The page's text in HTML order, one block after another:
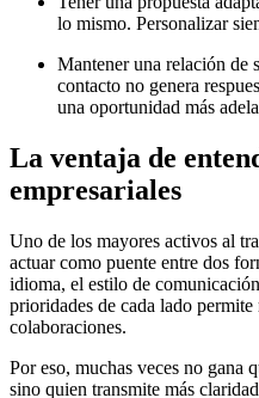
lo mismo. Personalizar
Mantener una relación de
contacto no genera
una oportunidad más
La ventaja de
empresariales
Uno de los mayores activos al
actuar como puente entre dos
idioma, el estilo de
prioridades de cada lado
colaboraciones.
Por eso, muchas veces no gana
sino quien transmite más